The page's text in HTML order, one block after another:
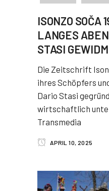
ISONZO SOČA
LANGES
STASI
Die Zeitschrift
ihres Schöpfers
Dario Stasi
wirtschaftlich
Transmedia
APRIL 10, 2025